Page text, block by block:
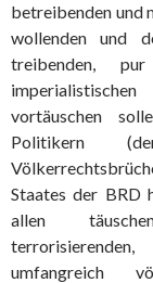
betreibenden und
wollenden und
treibenden,
vortäuschen
Politikern
Staates der BRD
allen
umfangreich